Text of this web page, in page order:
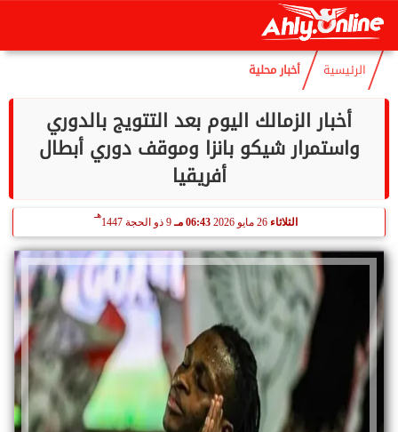
الجمعة
الرئيسية أخبار محلية
أخبار الزمالك اليوم بعد التتويج بالدوري
واستمرار شيكو بانزا وموقف دوري أبطال
أفريقيا
الثلاثاء 26 مايو 2026 06:43 مـ 9 ذو الحجة 1447
هـ